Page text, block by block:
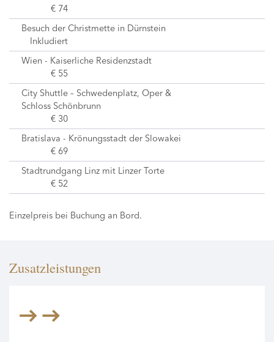
€ 74
Besuch der Christmette in Dürnstein
Inkludiert
Wien - Kaiserliche Residenzstadt
€ 55
City Shuttle – Schwedenplatz, Oper &
Schloss Schönbrunn
€ 30
Bratislava - Krönungsstadt der Slowakei
€ 69
Stadtrundgang Linz mit Linzer Torte
€ 52
Einzelpreis bei Buchung an Bord.
Zusatzleistungen